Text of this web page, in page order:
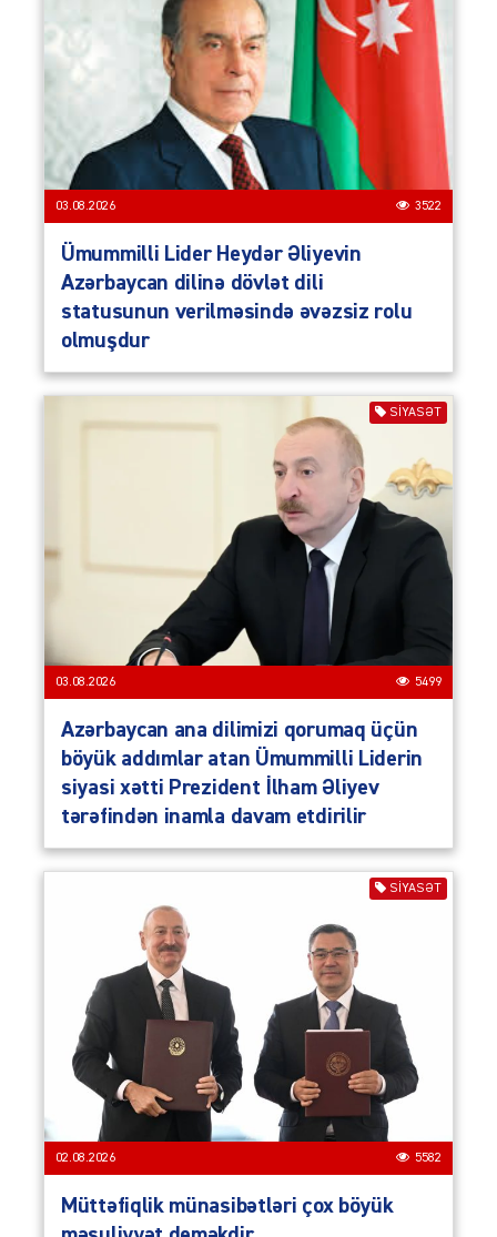
03.08.2026 3522
Ümummilli Lider Heydər Əliyevin
Azərbaycan dilinə dövlət dili
statusunun verilməsində əvəzsiz rolu
olmuşdur
SIYASƏT
03.08.2026 5499
Azərbaycan ana dilimizi qorumaq üçün
böyük addımlar atan Ümummilli Liderin
siyasi xətti Prezident İlham Əliyev
tərəfindən inamla davam etdirilir
SIYASƏT
02.08.2026 5582
Müttəfiqlik münasibətləri çox böyük